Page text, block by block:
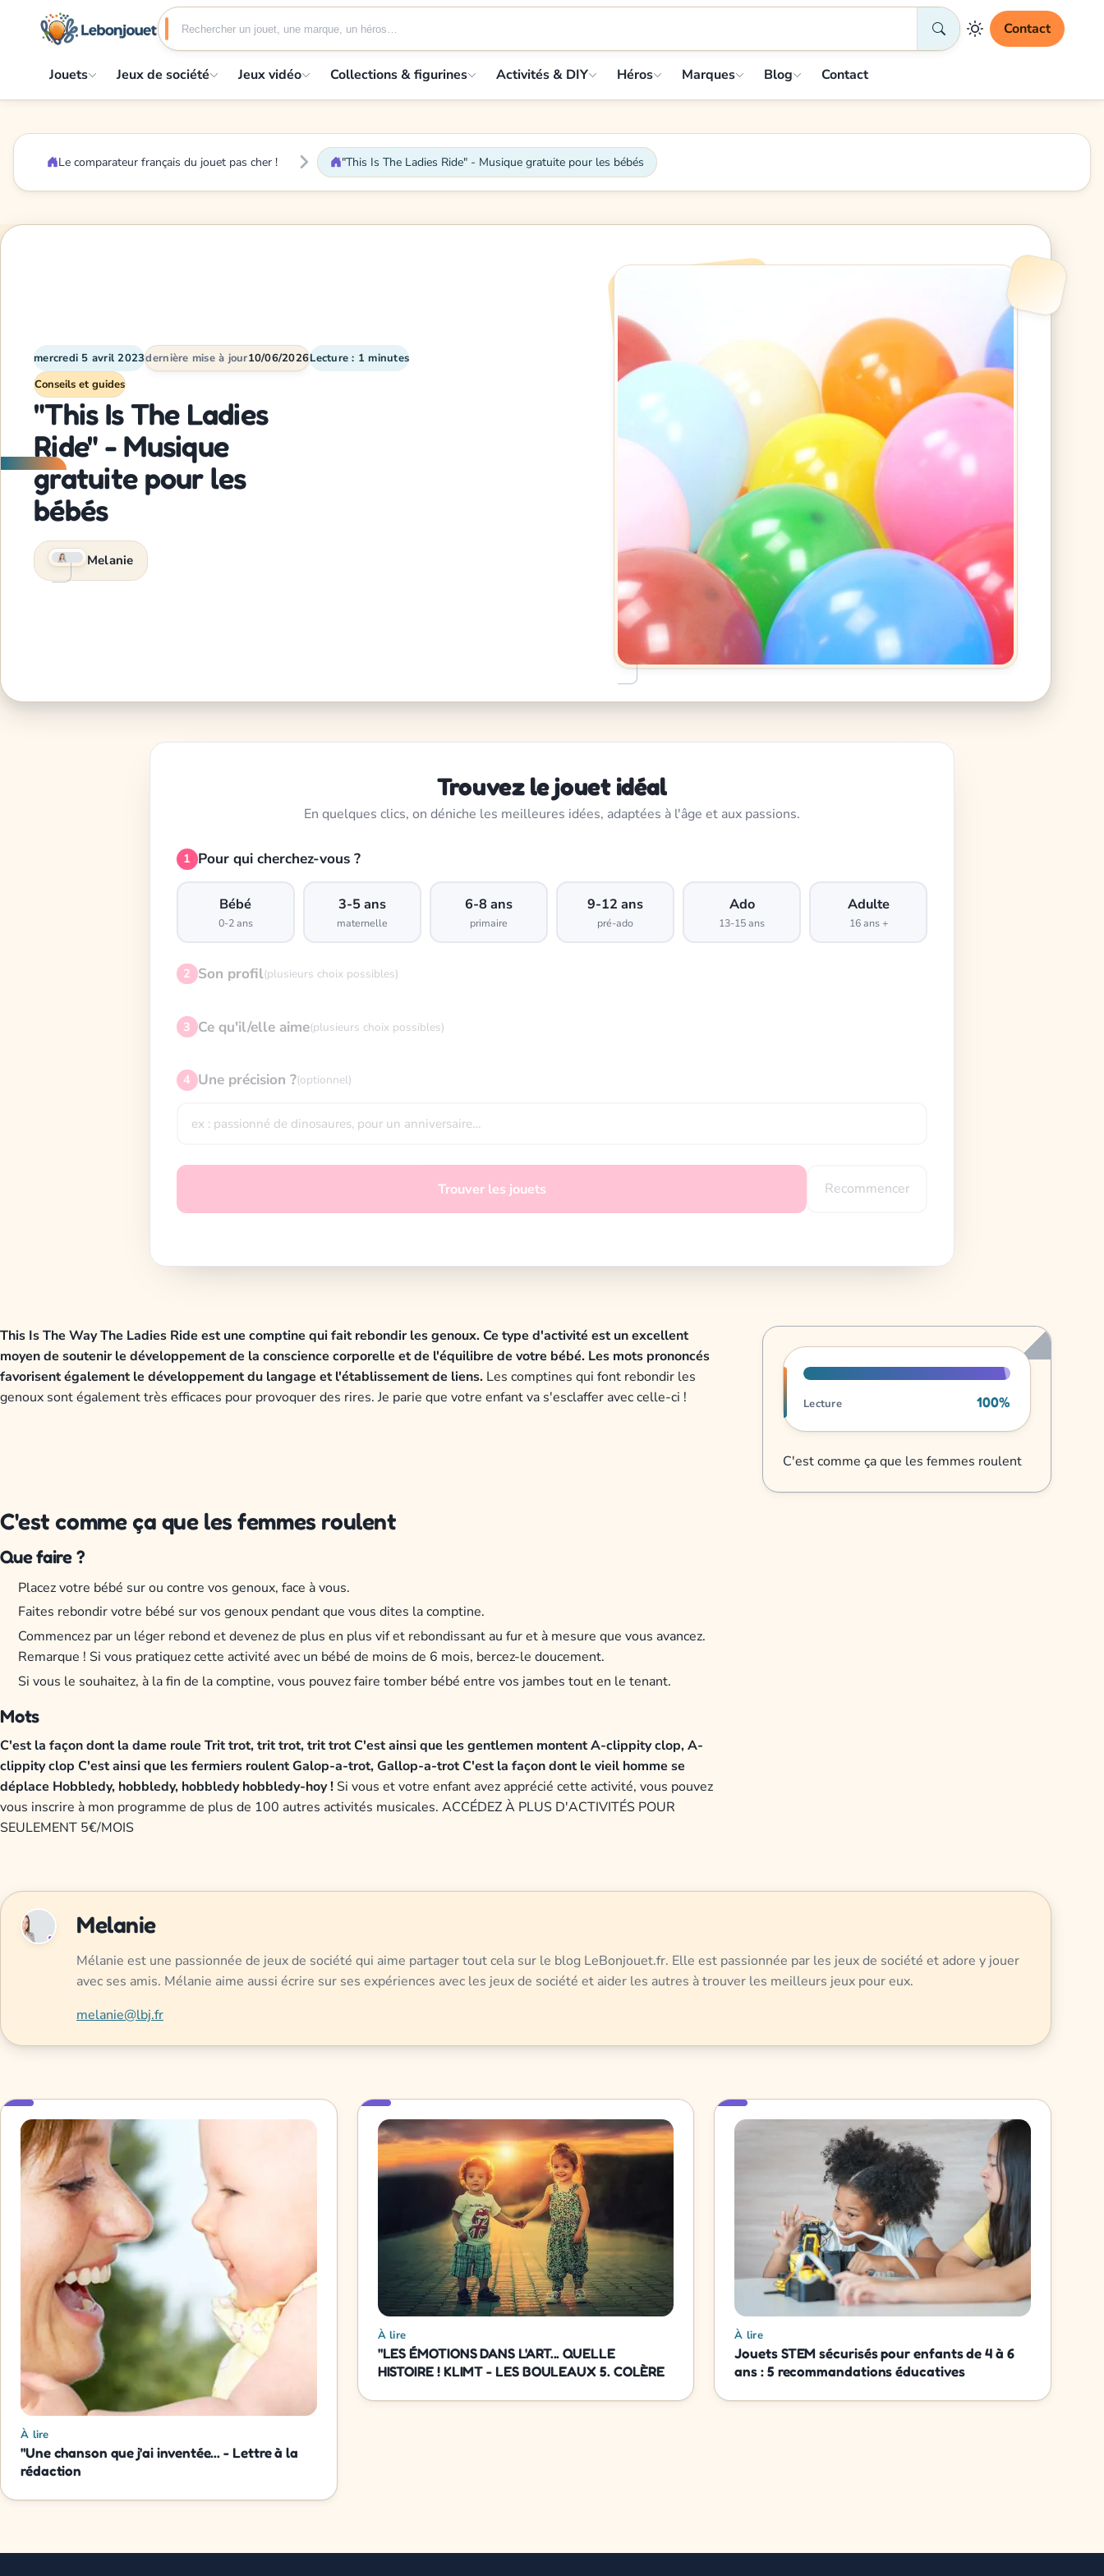
Contact
Jouets Jeux de société Jeux vidéo Collections & figurines Activités & DIY Héros Marques Blog Contact
Le comparateur français du jouet pas cher ! "This Is The Ladies Ride" - Musique gratuite pour les bébés
mercredi 5 avril 2023dernière mise à jour10/06/2026Lecture : 1 minutes
Conseils et guides
"This Is The Ladies
Ride" - Musique
gratuite pour les
bébés
Melanie
Trouvez le jouet idéal
En quelques clics, on déniche les meilleures idées, adaptées à l'âge et aux passions.
1 Pour qui cherchez-vous ?
Bébé
0-2 ans
3-5 ans
maternelle
6-8 ans
primaire
9-12 ans
pré-ado
Ado
13-15 ans
Adulte
16 ans +
2 Son profil(plusieurs choix possibles)
3 Ce qu'il/elle aime(plusieurs choix possibles)
4 Une précision ?(optionnel)
Trouver les jouets Recommencer
This Is The Way The Ladies Ride est une comptine qui fait rebondir les genoux. Ce type d'activité est un excellent
moyen de soutenir le développement de la conscience corporelle et de l'équilibre de votre bébé. Les mots prononcés
favorisent également le développement du langage et l'établissement de liens. Les comptines qui font rebondir les
genoux sont également très efficaces pour provoquer des rires. Je parie que votre enfant va s'esclaffer avec celle-ci !
C'est comme ça que les femmes roulent
Que faire ?
Placez votre bébé sur ou contre vos genoux, face à vous.
Faites rebondir votre bébé sur vos genoux pendant que vous dites la comptine.
Commencez par un léger rebond et devenez de plus en plus vif et rebondissant au fur et à mesure que vous avancez.
Remarque ! Si vous pratiquez cette activité avec un bébé de moins de 6 mois, bercez-le doucement.
Si vous le souhaitez, à la fin de la comptine, vous pouvez faire tomber bébé entre vos jambes tout en le tenant.
Mots
C'est la façon dont la dame roule Trit trot, trit trot, trit trotC'est ainsi que les gentlemen montentA-clippity clop, A-
clippity clop C'est ainsi que les fermiers roulentGalop-a-trot, Gallop-a-trotC'est la façon dont le vieil homme se
déplace Hobbledy, hobbledy, hobbledy hobbledy-hoy ! Si vous et votre enfant avez apprécié cette activité, vous pouvez
vous inscrire à mon programme de plus de 100 autres activités musicales. ACCÉDEZ À PLUS D'ACTIVITÉS POUR
SEULEMENT 5€/MOIS
Progression de lecture
Lecture 100%
C'est comme ça que les femmes roulent
Melanie
Mélanie est une passionnée de jeux de société qui aime partager tout cela sur le blog LeBonjouet.fr. Elle est passionnée par les jeux de société et adore y jouer
avec ses amis. Mélanie aime aussi écrire sur ses expériences avec les jeux de société et aider les autres à trouver les meilleurs jeux pour eux.
melanie@lbj.fr
À lire
"Une chanson que j'ai inventée... - Lettre à la
rédaction
À lire
"LES ÉMOTIONS DANS L'ART... QUELLE
HISTOIRE ! KLIMT - LES BOULEAUX 5. COLÈRE
À lire
Jouets STEM sécurisés pour enfants de 4 à 6
ans : 5 recommandations éducatives